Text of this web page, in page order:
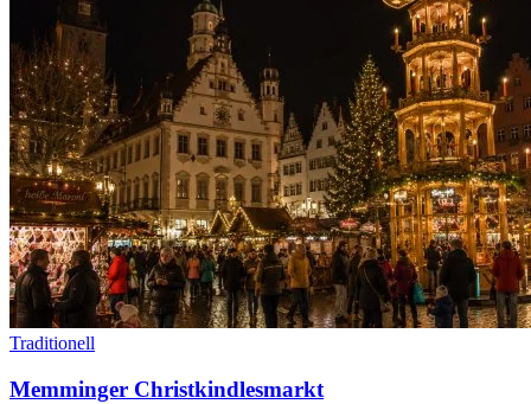
Traditionell
Memminger Christkindlesmarkt